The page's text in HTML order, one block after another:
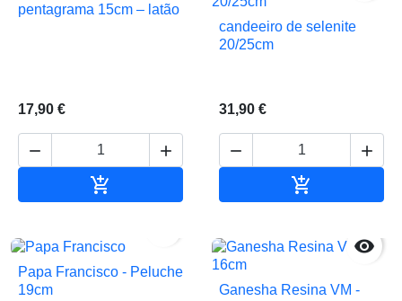
pentagrama 15cm – latão
17,90 €
 

candeeiro de selenite
20/25cm
31,90 €
 

Papa Francisco - Peluche
19cm

Ganesha Resina VM -